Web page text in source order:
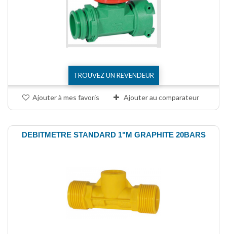
TROUVEZ UN REVENDEUR
Ajouter à mes favoris Ajouter au comparateur
DEBITMETRE STANDARD 1"M GRAPHITE 20BARS